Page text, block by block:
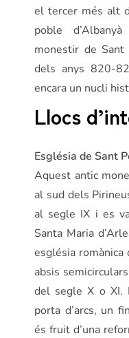
el tercer més alt
poble
monestir de Sant
dels anys 820-
encara un nucli
Llocs
Església de Sant
Aquest antic
al sud dels
al segle IX i es
Santa Maria
església
absis
del segle X o XI.
porta d’arcs, un
és fruit d’una